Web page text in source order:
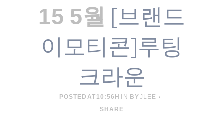
15 5월 [브랜드
이모티콘]루팅
크라운
POSTED AT 10:56H IN BYJLEE
SHARE